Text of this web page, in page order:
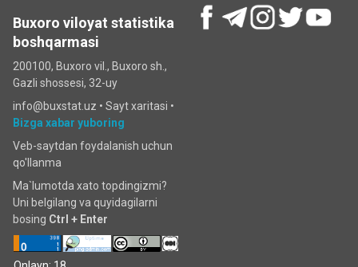
Buxoro viloyat statistika
boshqarmasi
200100, Buxoro vil., Buxoro sh.,
Gazli shossesi, 32-uy
info@buxstat.uz • Sayt xaritasi •
Bizga xabar yuboring
Veb-saytdan foydalanish uchun
qo'llanma
Ma`lumotda xato topdingizmi?
Uni belgilang va quyidagilarni
bosing Ctrl + Enter